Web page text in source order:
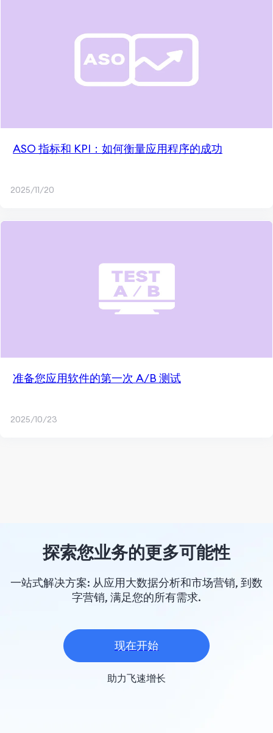
ASO 指标和 KPI：如何衡量应用程序的成功
2025/11/20
准备您应用软件的第一次 A/B 测试
2025/10/23
探索您业务的更多可能性
一站式解决方案: 从应用大数据分析和市场营销, 到数
字营销, 满足您的所有需求.
现在开始
助力飞速增长